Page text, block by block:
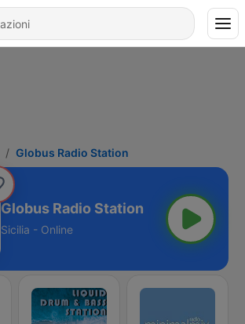
Globus Radio Station
Globus Radio Station
Sicilia - Online